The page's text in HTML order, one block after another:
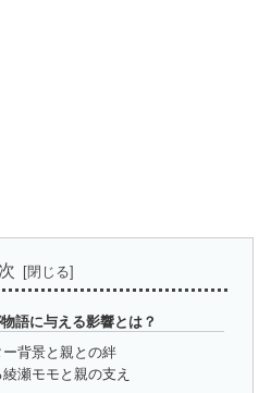
語に与える影響とは？
背景と親との絆
瀬モモと親の支え